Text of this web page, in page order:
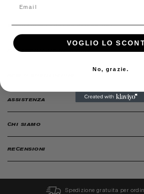
SPEDIZIONI EXPRESS 24/48H ORE
PAGAMENTI ANCHE A RATE
ASSISTENZA
CHI SIAMO
RECENSIONI
Spedizione gratuita per
VOGLIO LO
No, grazie.